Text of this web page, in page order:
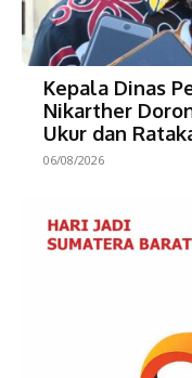
Kepala Dinas
Nikarther
Ukur dan
06/08/2026